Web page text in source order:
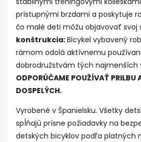
prístupnými brzdami a poskytuje
čo malé deti môžu objavovať svoj
konštrukcia:Bicykel vybavený
rámom odolá aktívnemu
dobrodružstvám tých najmenších
ODPORÚČAME POUŽÍVAŤ PRILBU
DOSPELÝCH.
Vyrobené v Španielsku. Všetky
spĺňajú prísne požiadavky na
detských bicyklov podľa platných